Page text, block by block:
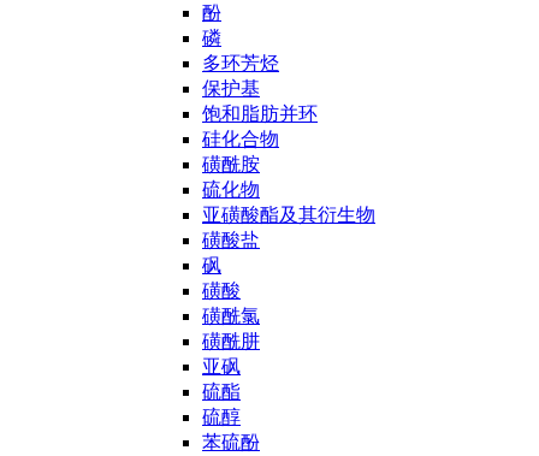
酚
磷
多环芳烃
保护基
饱和脂肪并环
硅化合物
磺酰胺
硫化物
亚磺酸酯及其衍生物
磺酸盐
砜
磺酸
磺酰氯
磺酰肼
亚砜
硫酯
硫醇
苯硫酚